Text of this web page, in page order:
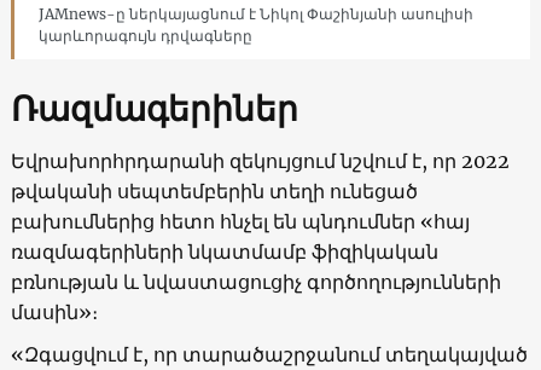
JAMnews-ը ներկայացնում է Նիկոլ Փաշինյանի ասուլիսի
կարևորագույն դրվագները
Ռազմագերիներ
Եվրախորհրդարանի զեկույցում նշվում է, որ 2022
թվականի սեպտեմբերին տեղի ունեցած
բախումներից հետո հնչել են պնդումներ «հայ
ռազմագերիների նկատմամբ ֆիզիկական
բռնության և նվաստացուցիչ գործողությունների
մասին»։
«Զգացվում է, որ տարածաշրջանում տեղակայված